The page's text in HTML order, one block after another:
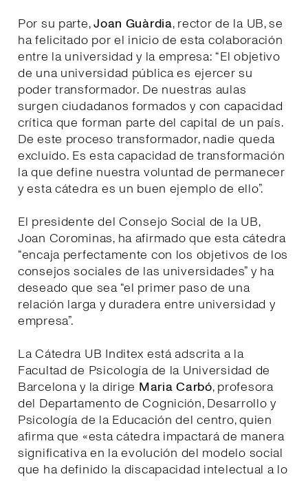
Por su parte,Joan Guàrdia, rector de la UB, se
ha felicitado por el inicio de esta colaboración
entre la universidad y la empresa: “El objetivo
de una universidad pública es ejercer su
poder transformador. De nuestras aulas
surgen ciudadanos formados y con capacidad
crítica que forman parte del capital de un país.
De este proceso transformador, nadie queda
excluido. Es esta capacidad de transformación
la que define nuestra voluntad de permanecer
y esta cátedra es un buen ejemplo de ello”.
El presidente del Consejo Social de la UB,
Joan Corominas, ha afirmado que esta cátedra
“encaja perfectamente con los objetivos de los
consejos sociales de las universidades” y ha
deseado que sea “el primer paso de una
relación larga y duradera entre universidad y
empresa”.
La Cátedra UB Inditex está adscrita a la
Facultad de Psicología de la Universidad de
Barcelona y la dirige Maria Carbó, profesora
del Departamento de Cognición, Desarrollo y
Psicología de la Educación del centro, quien
afirma que «esta cátedra impactará de manera
significativa en la evolución del modelo social
que ha definido la discapacidad intelectual a lo